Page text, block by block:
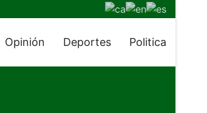
Opinión Deportes Politica